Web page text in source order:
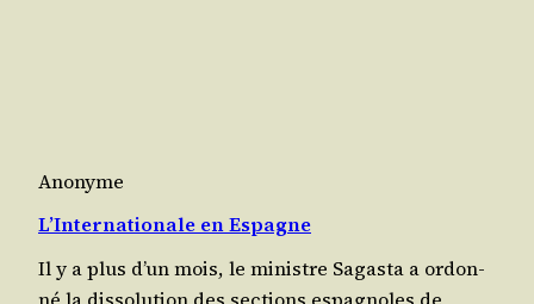
Anonyme
L’Internationale en Espagne
Il y a plus d’un mois, le ministre Sagas­ta a ordon­
né la dis­so­lu­tion des sec­tions espa­gnoles de